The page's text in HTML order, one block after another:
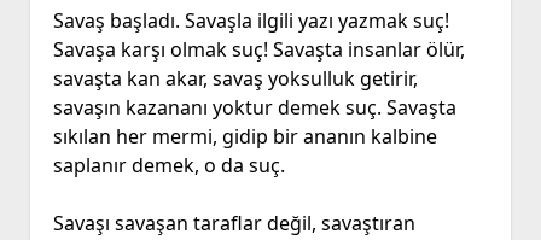
aç
Kullanım Koşulları
Gizlilik Politikası
Çerez Politikası
İletişim
Kurallar
Başvuru
Savaş başladı. Savaşla ilgili yazı yazmak suç!
Savaşa karşı olmak suç! Savaşta insanlar ölür,
savaşta kan akar, savaş yoksulluk getirir,
savaşın kazananı yoktur demek suç. Savaşta
sıkılan her mermi, gidip bir ananın kalbine
saplanır demek, o da suç.
Savaşı savaşan taraflar değil, savaştıran